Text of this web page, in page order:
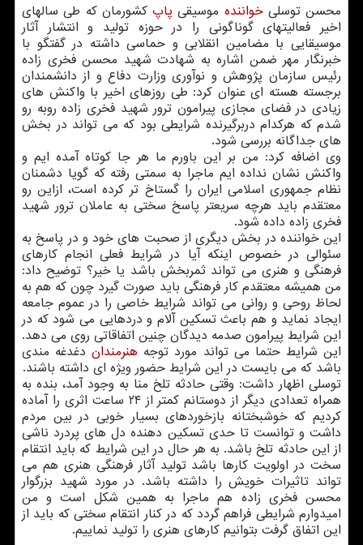
محسن توسلیخواننده موسیقی پاپ کشورمان که طی سالهای
اخیر فعالیتهای گوناگونی را در حوزه تولید و انتشار آثار
موسیقایی با مضامین انقلابی و حماسی داشته در گفتگو با
خبرنگار مهر ضمن اشاره به شهادت شهید محسن فخری زاده
رئیس سازمان پژوهش و نوآوری وزارت دفاع و از دانشمندان
برجسته هسته ای عنوان کرد: طی روزهای اخیر با واکنش های
زیادی در فضای مجازی پیرامون ترور شهید فخری زاده روبه رو
شدم که هرکدام دربرگیرنده شرایطی بود که می تواند در بخش
های جداگانه بررسی شود.
وی اضافه کرد: من بر این باورم ما هر جا کوتاه آمده ایم و
واکنش نشان نداده ایم ماجرا به سمتی رفته که گویا دشمنان
نظام جمهوری اسلامی ایران را گستاخ تر کرده است، ازاین رو
معتقدم باید هرچه سریعتر پاسخ سختی به عاملان ترور شهید
فخری زاده داده شود.
این خواننده در بخش دیگری از صحبت های خود و در پاسخ به
سئوالی در خصوص اینکه آیا در شرایط فعلی انجام کارهای
فرهنگی و هنری می تواند ثمربخش باشد یا خیر؟ توضیح داد:
من همیشه معتقدم کار فرهنگی باید صورت گیرد چون که هم به
لحاظ روحی و روانی می تواند شرایط خاصی را در عموم جامعه
ایجاد نماید و هم باعث تسکین آلام و دردهایی می شود که در
این شرایط پیرامون صدمه دیدگان چنین اتفاقاتی روی می دهد.
این شرایط حتما می تواند مورد توجه هنرمنداندغدغه مندی
باشد که می بایست در این شرایط حضور ویژه ای داشته باشند.
توسلی اظهار داشت: وقتی حادثه تلخ منا به وجود آمد، بنده به
همراه تعدادی دیگر از دوستانم کمتر از ۲۴ ساعت اثری را آماده
کردیم که خوشبختانه بازخوردهای بسیار خوبی در بین مردم
داشت و توانست تا حدی تسکین دهنده دل های پردرد ناشی
از این حادثه تلخ باشد. به هر حال در این شرایط که باید انتقام
سخت در اولویت کارها باشد تولید آثار فرهنگی هنری هم می
تواند تاثیرات خویش را داشته باشد. در مورد شهید بزرگوار
محسن فخری زاده هم ماجرا به همین شکل است و من
امیدوارم شرایطی فراهم گردد که در کنار انتقام سختی که باید از
این اتفاق گرفت بتوانیم کارهای هنری را تولید نماییم.